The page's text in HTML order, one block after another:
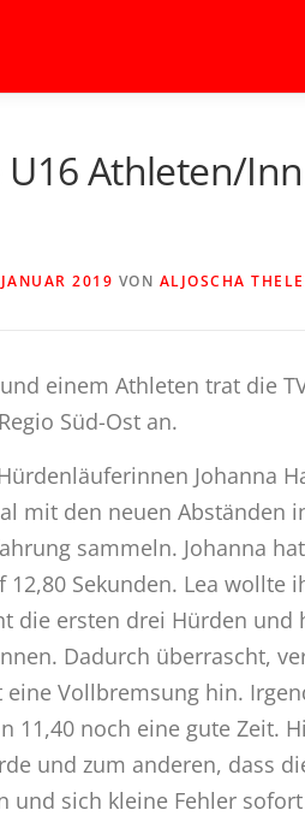
U16 Athleten/
2019 VON ALJOSCHA
einem Athleten trat die
Süd-Ost an.
Johanna
mit den neuen Abständen
sammeln. Johanna
12,80 Sekunden. Lea wollte
die ersten drei Hürden
Dadurch überrascht,
Vollbremsung hin.
11,40 noch eine gute Zeit.
und zum anderen, dass
und sich kleine Fehler